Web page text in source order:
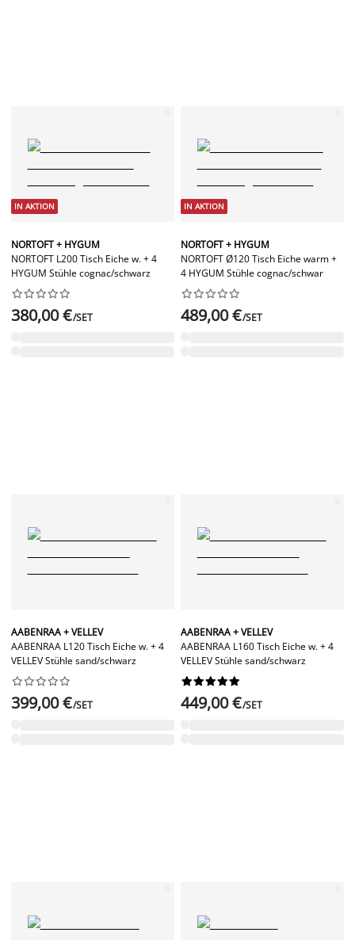
IN AKTION
NORTOFT + HYGUM
NORTOFT L200 Tisch Eiche w. + 4
HYGUM Stühle cognac/schwarz






380,00 €/SET
IN AKTION
NORTOFT + HYGUM
NORTOFT Ø120 Tisch Eiche warm +
4 HYGUM Stühle cognac/schwar






489,00 €/SET
AABENRAA + VELLEV
AABENRAA L120 Tisch Eiche w. + 4
VELLEV Stühle sand/schwarz






399,00 €/SET
AABENRAA + VELLEV
AABENRAA L160 Tisch Eiche w. + 4
VELLEV Stühle sand/schwarz






449,00 €/SET